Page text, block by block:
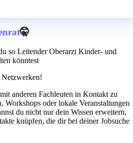
🤫
so Leitender Oberarzt Kinder- und
könntest
anderen Fachleuten in Kontakt zu
Workshops oder lokale Veranstaltungen
du nicht nur dein Wissen erweitern,
knüpfen, die dir bei deiner Jobsuche